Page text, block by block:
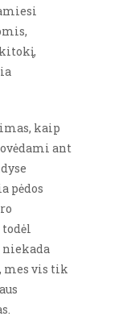
kaip
ant
pėdos
mes vis tik